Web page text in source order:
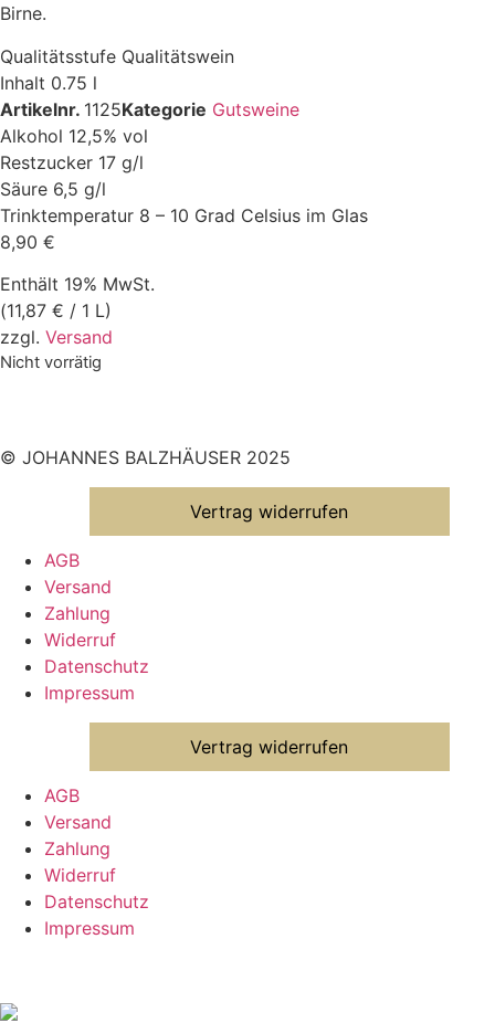
Birne.
Qualitätsstufe Qualitätswein
Inhalt 0.75 l
Artikelnr. 1125Kategorie Gutsweine
Alkohol 12,5% vol
Restzucker 17 g/l
Säure 6,5 g/l
Trinktemperatur 8 – 10 Grad Celsius im Glas
8,90 €
Enthält 19% MwSt.
(11,87 € / 1 L)
zzgl. Versand
Nicht vorrätig
© JOHANNES BALZHÄUSER 2025
Vertrag widerrufen
AGB
Versand
Zahlung
Widerruf
Datenschutz
Impressum
Vertrag widerrufen
AGB
Versand
Zahlung
Widerruf
Datenschutz
Impressum